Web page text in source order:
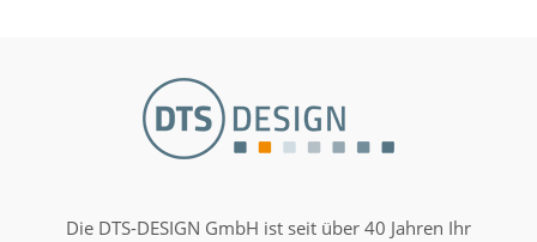
Die DTS-DESIGN GmbH ist seit über 40 Jahren Ihr